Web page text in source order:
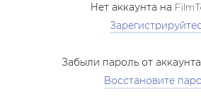
Нет аккаунта на
Забыли пароль от
Восстановите